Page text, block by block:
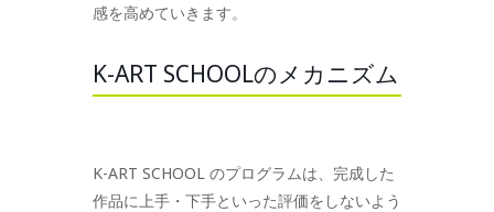
感を高めていきます。
K-ART SCHOOLのメカニズム
K-ART SCHOOL のプログラムは、完成した
作品に上手・下手といった評価をしないよう